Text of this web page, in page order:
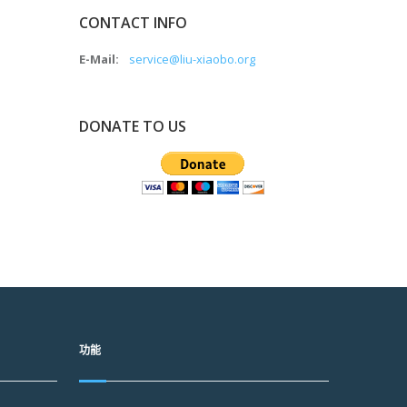
CONTACT INFO
E-Mail: service@liu-xiaobo.org
DONATE TO US
功能